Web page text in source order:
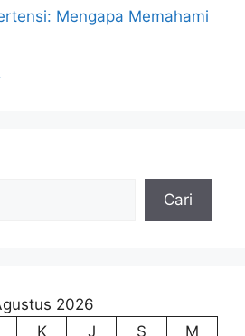
Mengapa Memahami
Cari
2026
K J S
M